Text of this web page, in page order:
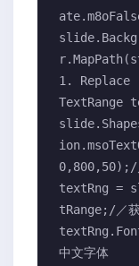
1. Replace
TextRange
0,800,50);/
textRng =
tRange;/／
中文字体